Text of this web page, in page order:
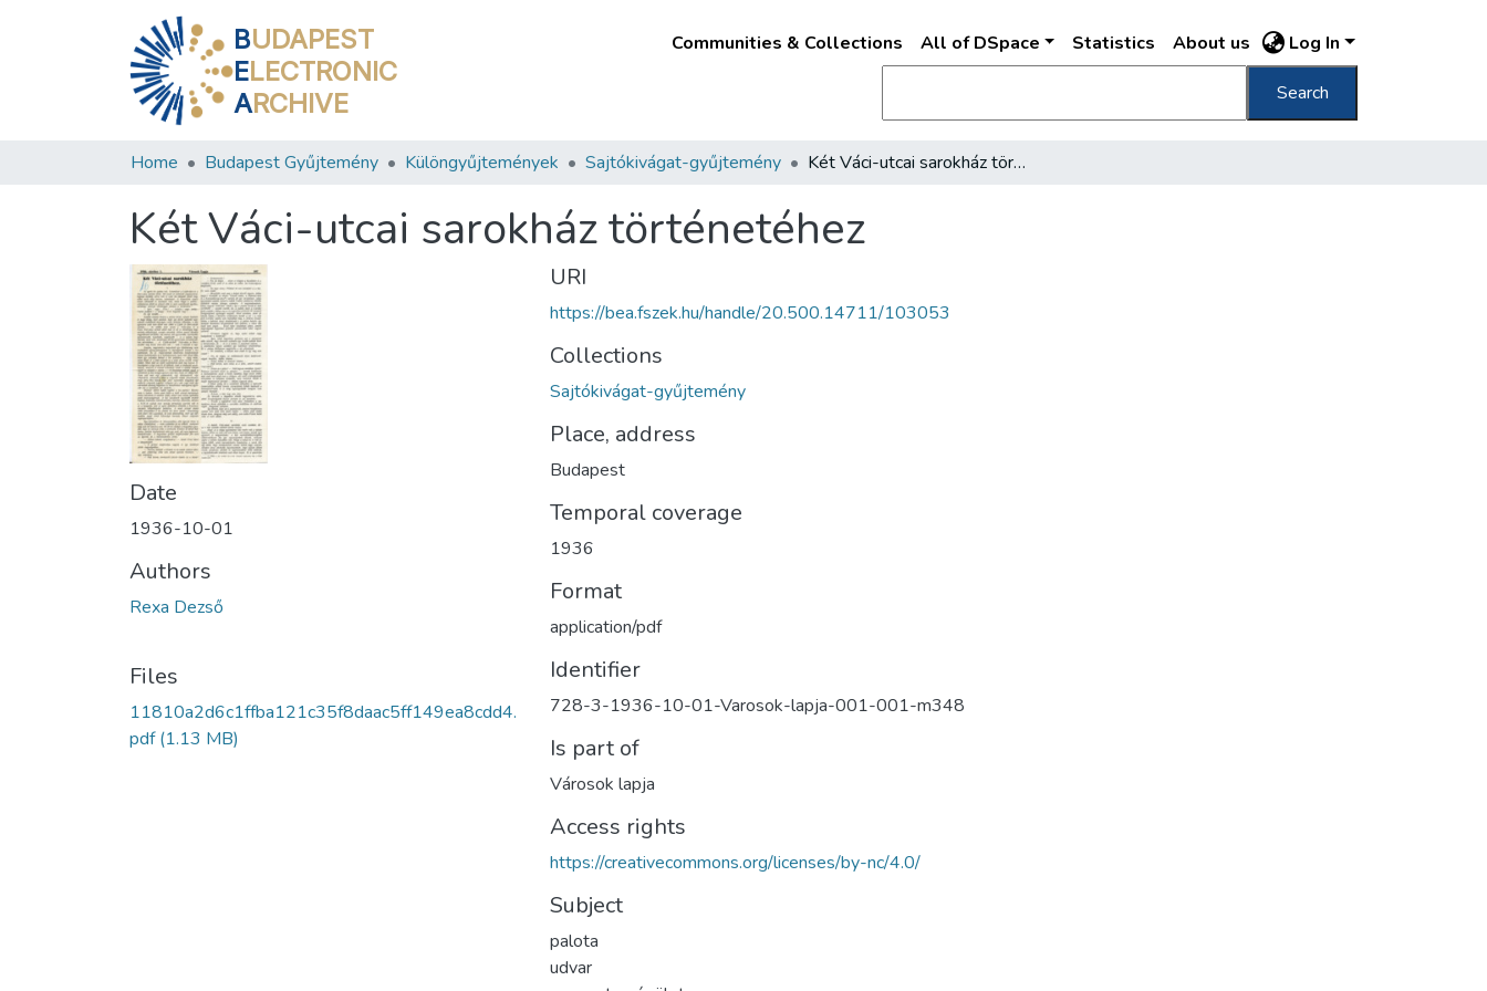
BUDAPEST
ELECTRONIC
ARCHIVE
Communities & Collections All of DSpace Statistics About us Log In
Search
Home Budapest Gyűjtemény Különgyűjtemények Sajtókivágat-gyűjtemény Két Váci-utcai sarokház történetéhez
Két Váci-utcai sarokház történetéhez
Date
1936-10-01
Authors
Rexa Dezső
Files
11810a2d6c1ffba121c35f8daac5ff149ea8cdd4.
pdf(1.13 MB)
URI
https://bea.fszek.hu/handle/20.500.14711/103053
Collections
Sajtókivágat-gyűjtemény
Place, address
Budapest
Temporal coverage
1936
Format
application/pdf
Identifier
728-3-1936-10-01-Varosok-lapja-001-001-m348
Is part of
Városok lapja
Access rights
https://creativecommons.org/licenses/by-nc/4.0/
Subject
palota
udvar